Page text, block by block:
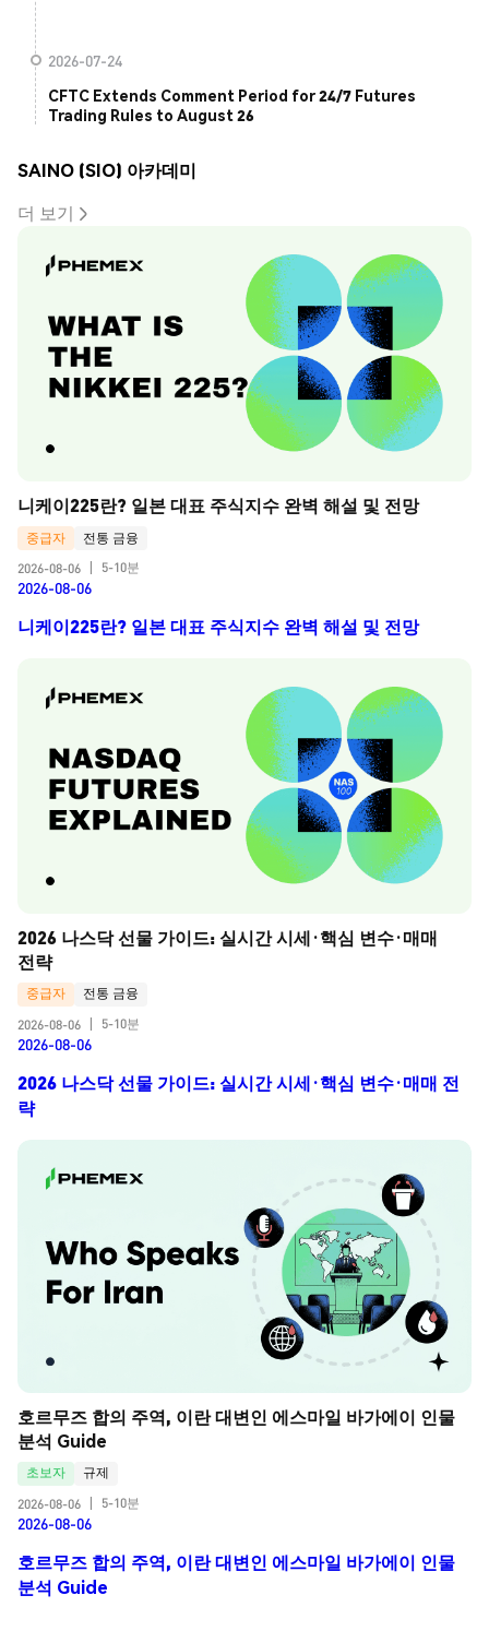
2026-07-24
CFTC Extends Comment Period for 24/7 Futures
Trading Rules to August 26
SAINO (SIO) 아카데미
더 보기
니케이225란? 일본 대표 주식지수 완벽 해설 및 전망
중급자
전통 금융
2026-08-06
5-10분
2026-08-06
니케이225란? 일본 대표 주식지수 완벽 해설 및 전망
2026 나스닥 선물 가이드: 실시간 시세·핵심 변수·매매
전략
중급자
전통 금융
2026-08-06
5-10분
2026-08-06
2026 나스닥 선물 가이드: 실시간 시세·핵심 변수·매매 전
략
호르무즈 합의 주역, 이란 대변인 에스마일 바가에이 인물
분석 Guide
초보자
규제
2026-08-06
5-10분
2026-08-06
호르무즈 합의 주역, 이란 대변인 에스마일 바가에이 인물
분석 Guide